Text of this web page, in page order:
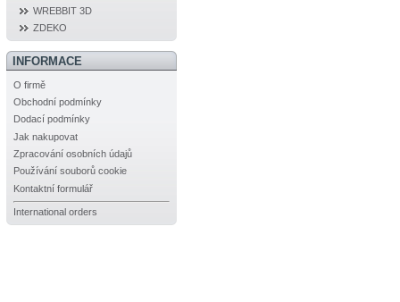
WREBBIT 3D
ZDEKO
INFORMACE
O firmě
Obchodní podmínky
Dodací podmínky
Jak nakupovat
Zpracování osobních údajů
Používání souborů cookie
Kontaktní formulář
International orders